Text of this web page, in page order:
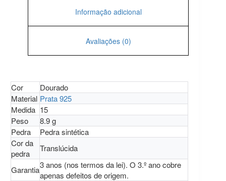
Informação adicional
Avaliações (0)
Cor
Dourado
Material Prata 925
Medida 15
Peso
8.9 g
Pedra
Pedra sintética
Cor da
pedra
Translúcida
Garantia3 anos (nos termos da lei). O 3.º ano cobre
apenas defeitos de origem.